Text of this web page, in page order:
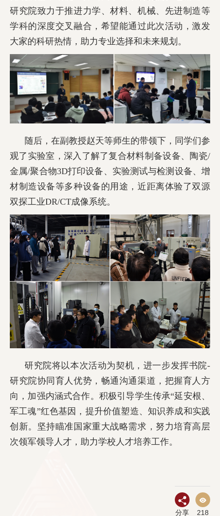
研究院致力于推进力学、材料、机械、先进制造等
学科的深度交叉融合，希望能通过此次活动，激发
大家的科研热情，助力专业选择和未来规划。
随后，在副教授赵天等师生的带领下，同学们参
观了实验室，深入了解了复合材料制备设备、陶瓷/
金属/聚合物3D打印设备、实验测试与检测设备、增
材制造设备等多种设备的用途，近距离体验了双源
双探工业DR/CT成像系统。
研究院将以本次活动为契机，进一步发挥书院-
研究院协同育人优势，畅通沟通渠道，把握育人方
向，加强内涵式合作。积极引导学生传承“延安根、
军工魂”红色基因，提升价值塑造、知识养成和实践
创新。坚持瞄准国家重大战略需求，努力培育高层
次领军领导人才，助力学校人才培养工作。
分享 218